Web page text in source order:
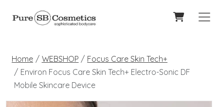
Home WEBSHOP
Focus Care Skin Tech+
Environ Focus Care Skin Tech+ Electro-Sonic DF
Mobile Skincare Device